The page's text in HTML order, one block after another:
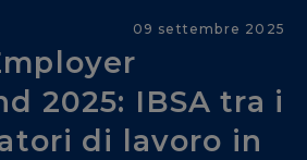
09 settembre 2025
2025: IBSA tra i
di lavoro in